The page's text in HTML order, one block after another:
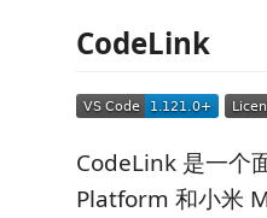
CodeLink
CodeLink 是一个
Platform 和小米